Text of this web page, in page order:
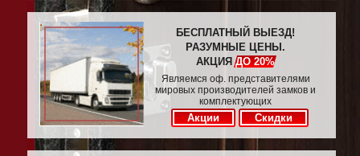
БЕСПЛАТНЫЙ ВЫЕЗД!
РАЗУМНЫЕ ЦЕНЫ.
АКЦИЯДО 20%
Являемся оф. представителями
мировых производителей замков и
комплектующих
Акции Скидки